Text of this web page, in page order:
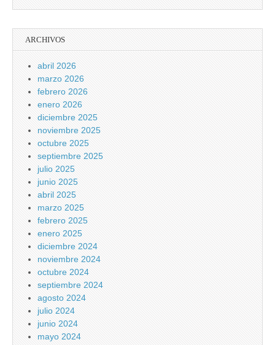
ARCHIVOS
abril 2026
marzo 2026
febrero 2026
enero 2026
diciembre 2025
noviembre 2025
octubre 2025
septiembre 2025
julio 2025
junio 2025
abril 2025
marzo 2025
febrero 2025
enero 2025
diciembre 2024
noviembre 2024
octubre 2024
septiembre 2024
agosto 2024
julio 2024
junio 2024
mayo 2024